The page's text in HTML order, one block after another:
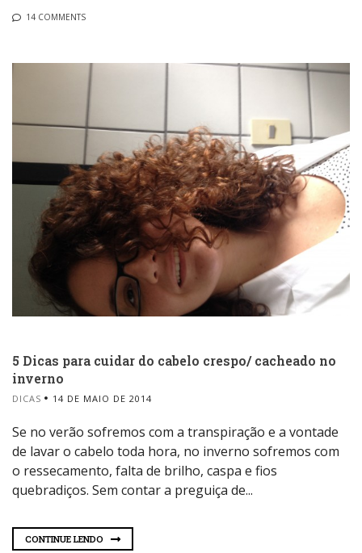
14 COMMENTS
5 Dicas para cuidar do cabelo crespo/ cacheado no
inverno
DICAS 14 DE MAIO DE 2014
Se no verão sofremos com a transpiração e a vontade
de lavar o cabelo toda hora, no inverno sofremos com
o ressecamento, falta de brilho, caspa e fios
quebradiços. Sem contar a preguiça de...
CONTINUE LENDO